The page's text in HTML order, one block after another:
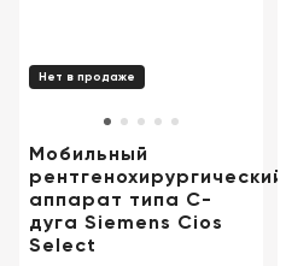
Нет в продаже
Мобильный
рентгенохирургический
аппарат типа C-
дуга Siemens Cios
Select